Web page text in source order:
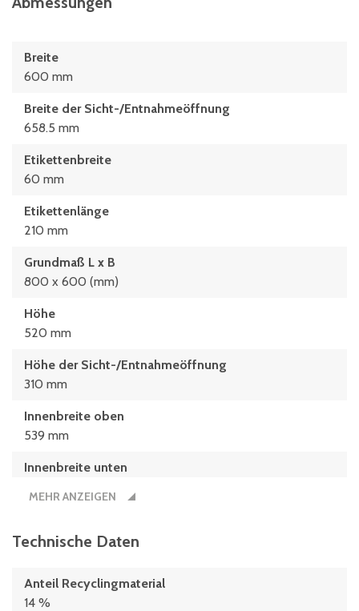
Breite
600 mm
Breite der Sicht-/Entnahmeöffnung
658.5 mm
Etikettenbreite
60 mm
Etikettenlänge
210 mm
Grundmaß L x B
800 x 600 (mm)
Höhe
520 mm
Höhe der Sicht-/Entnahmeöffnung
310 mm
Innenbreite oben
539 mm
Innenbreite unten
373 mm
739 mm
MEHR ANZEIGEN
Technische Daten
Anteil Recyclingmaterial
14 %